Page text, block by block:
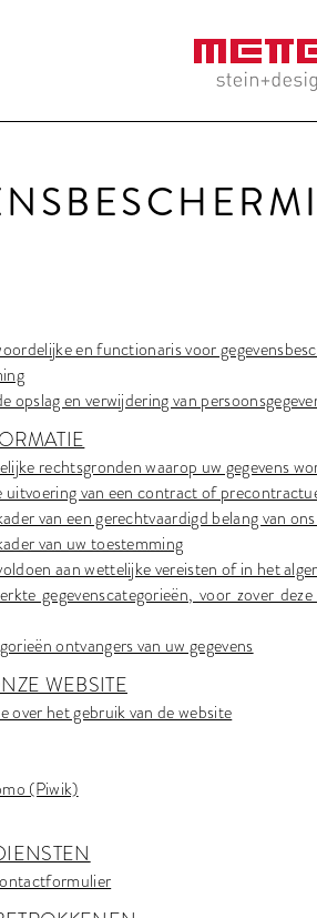
en functionaris voor
opslag en verwijdering van
rechtsgronden waarop uw gegevens
van een contract of
van een gerechtvaardigd belang van
van uw toestemming
aan wettelijke vereisten of in het
gegevenscategorieën, voor zover
ontvangers van uw gegevens
WEBSITE
over het gebruik van de website
(Piwik)